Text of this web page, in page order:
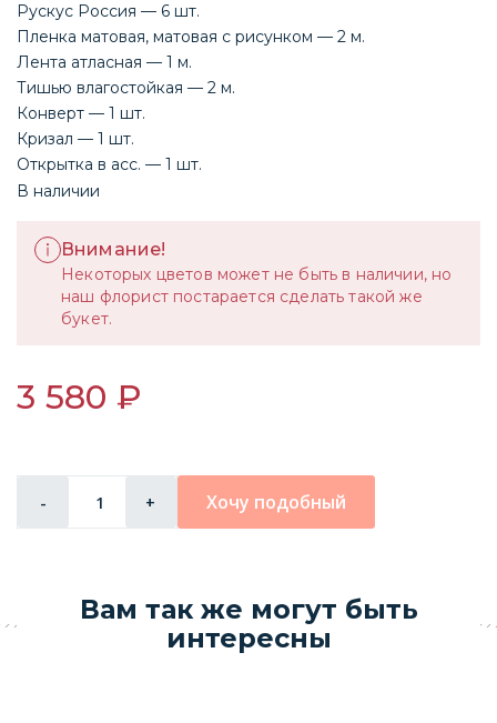
Рускус Россия — 6 шт.
Пленка матовая, матовая с рисунком — 2 м.
Лента атласная — 1 м.
Тишью влагостойкая — 2 м.
Конверт — 1 шт.
Кризал — 1 шт.
Открытка в асс. — 1 шт.
В наличии
Внимание!
Некоторых цветов может не быть в наличии, но
наш флорист постарается сделать такой же
букет.
3 580 ₽
- + Хочу подобный
Вам так же могут быть
интересны